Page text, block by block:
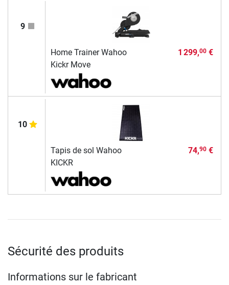
9
Home Trainer Wahoo
Kickr Move
1 299,00€
10
Tapis de sol Wahoo
KICKR
74,90€
Sécurité des produits
Informations sur le fabricant